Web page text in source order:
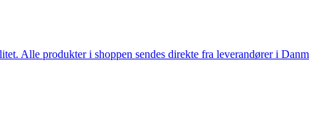
Alle produkter i shoppen sendes direkte fra leverandører i